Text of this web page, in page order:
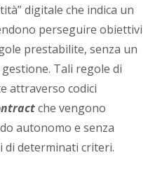
digitale che indica un
perseguire obiettivi
prestabilite, senza un
Tali regole di
attraverso codici
che vengono
autonomo e senza
di determinati criteri.